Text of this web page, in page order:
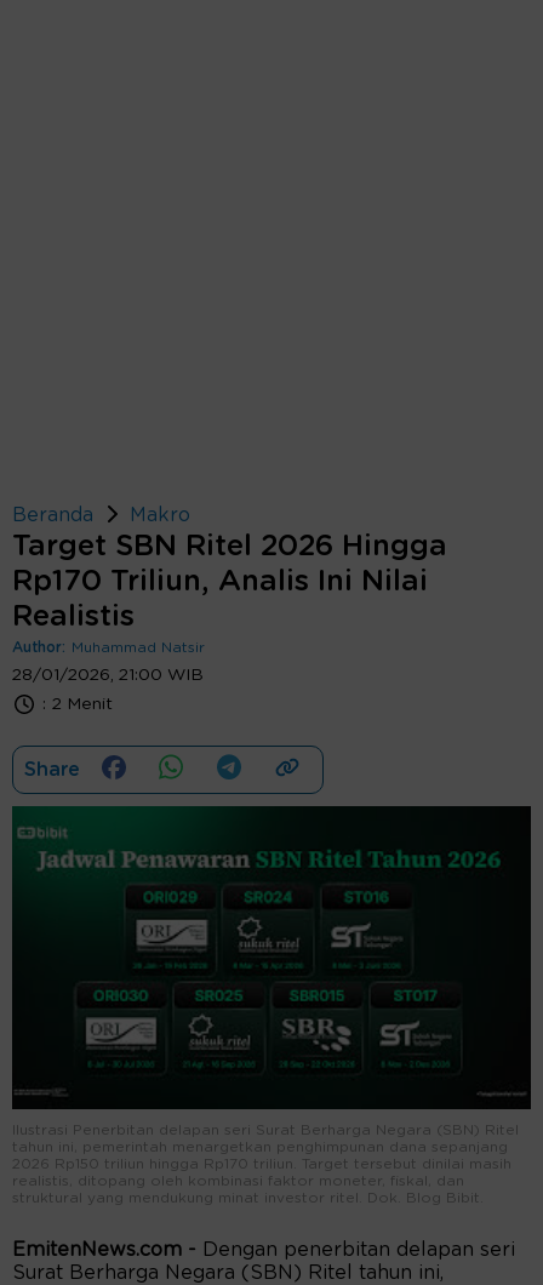
Beranda Makro
Target SBN Ritel 2026 Hingga
Rp170 Triliun, Analis Ini Nilai
Realistis
Author: Muhammad Natsir
28/01/2026, 21:00 WIB
: 2 Menit
Share
Ilustrasi Penerbitan delapan seri Surat Berharga Negara (SBN) Ritel
tahun ini, pemerintah menargetkan penghimpunan dana sepanjang
2026 Rp150 triliun hingga Rp170 triliun. Target tersebut dinilai masih
realistis, ditopang oleh kombinasi faktor moneter, fiskal, dan
struktural yang mendukung minat investor ritel. Dok. Blog Bibit.
EmitenNews.com -
Dengan penerbitan delapan seri
Surat Berharga Negara (SBN) Ritel tahun ini,